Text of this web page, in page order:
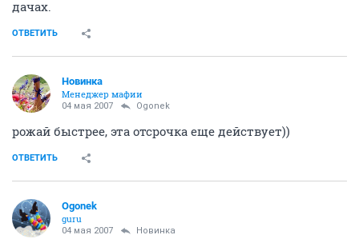
дачах.
ОТВЕТИТЬ
Новинка
Менеджер мафии
04 мая 2007 Ogonek
рожай быстрее, эта отсрочка еще действует))
ОТВЕТИТЬ
Ogonek
guru
04 мая 2007 Новинка